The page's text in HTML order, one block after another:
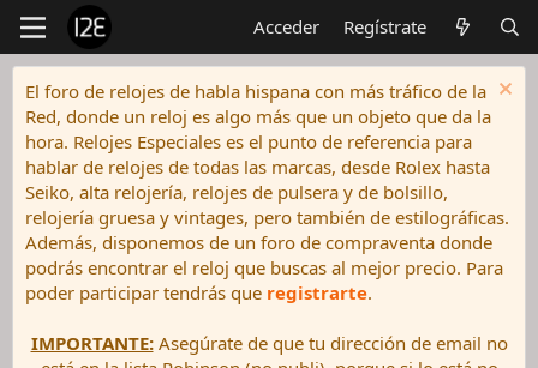
Acceder Regístrate
El foro de relojes de habla hispana con más tráfico de la
Red, donde un reloj es algo más que un objeto que da la
hora. Relojes Especiales es el punto de referencia para
hablar de relojes de todas las marcas, desde Rolex hasta
Seiko, alta relojería, relojes de pulsera y de bolsillo,
relojería gruesa y vintages, pero también de estilográficas.
Además, disponemos de un foro de compraventa donde
podrás encontrar el reloj que buscas al mejor precio. Para
poder participar tendrás que registrarte.
IMPORTANTE:Asegúrate de que tu dirección de email no